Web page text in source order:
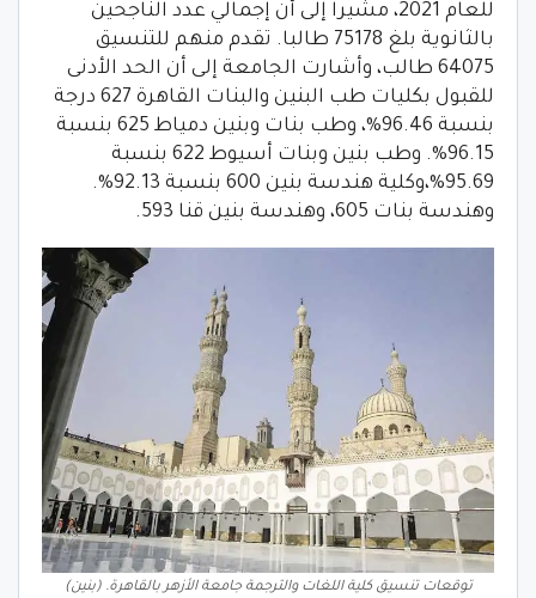
للعام 2021، مشيرا إلى أن إجمالي عدد الناجحين
بالثانوية بلغ 75178 طالبا. تقدم منهم للتنسيق
64075 طالب، وأشارت الجامعة إلى أن الحد الأدنى
للقبول بكليات طب البنين والبنات القاهرة 627 درجة
بنسبة 96.46%، وطب بنات وبنين دمياط 625 بنسبة
96.15%. وطب بنين وبنات أسيوط 622 بنسبة
95.69%،وكلية هندسة بنين 600 بنسبة 92.13%.
وهندسة بنات 605، وهندسة بنين قنا 593.
توقعات تنسيق كلية اللغات والترجمة جامعة الأزهر بالقاهرة. (بنين)